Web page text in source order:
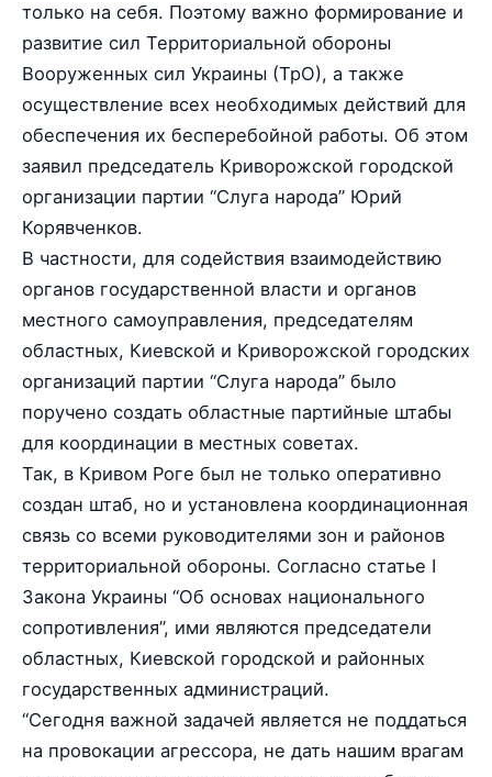
только на себя. Поэтому важно формирование и
развитие сил Территориальной обороны
Вооруженных сил Украины (ТрО), а также
осуществление всех необходимых действий для
обеспечения их бесперебойной работы. Об этом
заявил председатель Криворожской городской
организации партии “Слуга народа” Юрий
Корявченков.
В частности, для содействия взаимодействию
органов государственной власти и органов
местного самоуправления, председателям
областных, Киевской и Криворожской городских
организаций партии “Слуга народа” было
поручено создать областные партийные штабы
для координации в местных советах.
Так, в Кривом Роге был не только оперативно
создан штаб, но и установлена координационная
связь со всеми руководителями зон и районов
территориальной обороны. Согласно статье I
Закона Украины “Об основах национального
сопротивления”, ими являются председатели
областных, Киевской городской и районных
государственных администраций.
“Сегодня важной задачей является не поддаться
на провокации агрессора, не дать нашим врагам